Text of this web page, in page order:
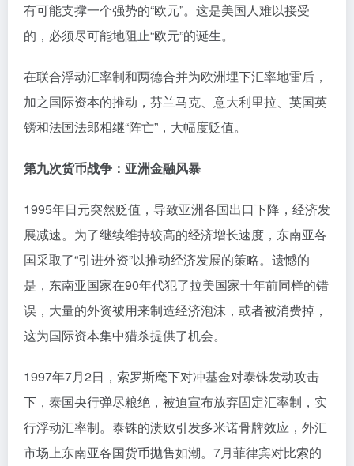
有可能支撑一个强势的“欧元”。这是美国人难以接受
的，必须尽可能地阻止“欧元”的诞生。
在联合浮动汇率制和两德合并为欧洲埋下汇率地雷后，
加之国际资本的推动，芬兰马克、意大利里拉、英国英
镑和法国法郎相继“阵亡”，大幅度贬值。
第九次货币战争：亚洲金融风暴
1995年日元突然贬值，导致亚洲各国出口下降，经济发
展减速。为了继续维持较高的经济增长速度，东南亚各
国采取了“引进外资”以推动经济发展的策略。遗憾的
是，东南亚国家在90年代犯了拉美国家十年前同样的错
误，大量的外资被用来制造经济泡沫，或者被消费掉，
这为国际资本集中猎杀提供了机会。
1997年7月2日，索罗斯麾下对冲基金对泰铢发动攻击
下，泰国央行弹尽粮绝，被迫宣布放弃固定汇率制，实
行浮动汇率制。泰铢的溃败引发多米诺骨牌效应，外汇
市场上东南亚各国货币抛售如潮。7月菲律宾对比索的